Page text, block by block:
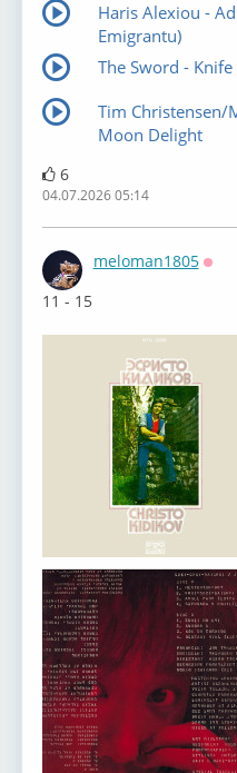
Haris Alexiou -
Emigrantu)
The Sword - Knife
Tim Christensen/
Moon Delight
6
04.07.2026 05:14
meloman1805
11 - 15